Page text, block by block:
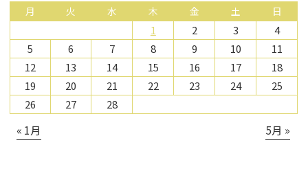
月 火 水 木 金 土 日
« 1月 5月 »
1 2 3
4
5
6 7 8 9 10
11
12
13 14 15 16 17
18
19
20 21 22 23 24
25
26
27 28